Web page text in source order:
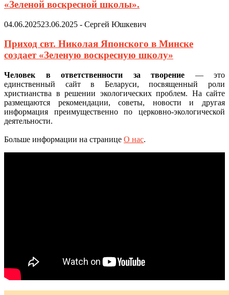
«Зеленой воскресной школы».
04.06.202523.06.2025 - Сергей Юшкевич
Приход свт. Николая Японского в Минске
создает «Зеленую воскресную школу»
Человек в ответственности за творение — это
единственный сайт в Беларуси, посвященный роли
христианства в решении экологических проблем. На сайте
размещаются рекомендации, советы, новости и другая
информация преимущественно по церковно-экологической
деятельности.
Больше информации на странице О нас.